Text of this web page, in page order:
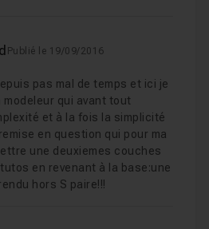
Publié le 19/09/2016
pas mal de temps et ici je
qui avant tout
et à la fois la simplicité
en question qui pour ma
une deuxiemes couches
en revenant à la base:une
hors S paire!!!